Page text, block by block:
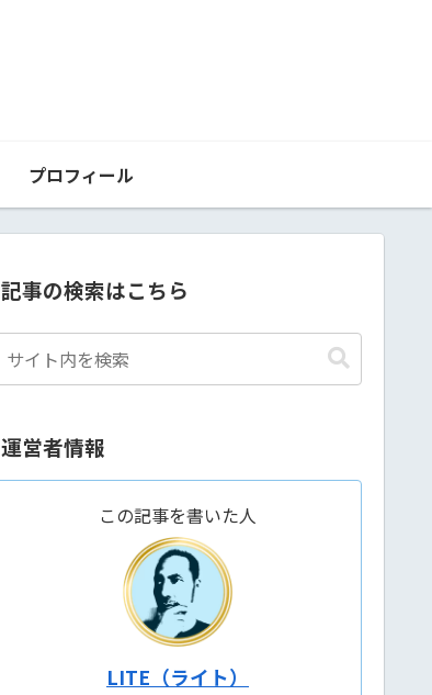
プロフィール
記事の検索はこちら
運営者情報
この記事を書いた人
LITE（ライト）